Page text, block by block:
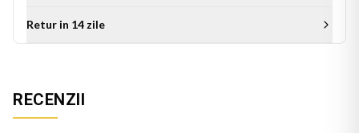
Este potrivita si ca idee de cadou pentru persoanele cu un
Retur in 14 zile
RECENZII